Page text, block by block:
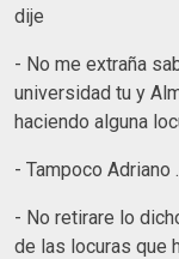
dije
- No me extraña
universidad tu y
haciendo alguna
- Tampoco Adriano
- No retirare lo
de las locuras que